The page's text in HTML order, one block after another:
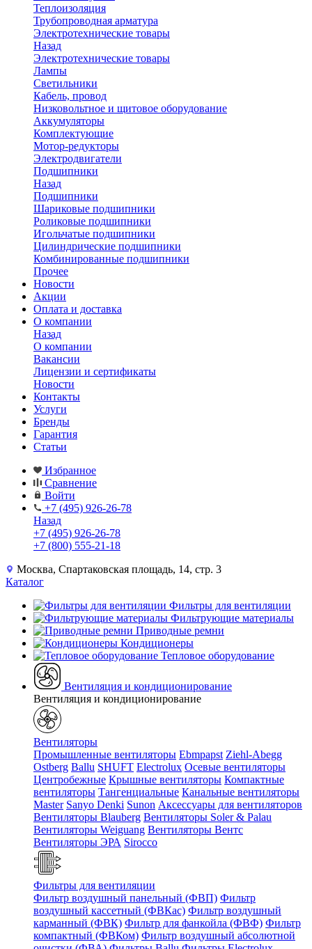
Теплоизоляция
Трубопроводная арматура
Электротехнические товары
Назад
Электротехнические товары
Лампы
Светильники
Кабель, провод
Низковольтное и щитовое оборудование
Аккумуляторы
Комплектующие
Мотор-редукторы
Электродвигатели
Подшипники
Назад
Подшипники
Шариковые подшипники
Роликовые подшипники
Игольчатые подшипники
Цилиндрические подшипники
Комбинированные подшипники
Прочее
Новости
Акции
Оплата и доставка
О компании
Назад
О компании
Вакансии
Лицензии и сертификаты
Новости
Контакты
Услуги
Бренды
Гарантия
Статьи
Избранное
Сравнение
Войти
+7 (495) 926-26-78
Назад
+7 (495) 926-26-78
+7 (800) 555-21-18
Москва, Спартаковская площадь, 14, стр. 3
Каталог
Фильтры для вентиляции
Фильтрующие материалы
Приводные ремни
Кондиционеры
Тепловое оборудование
Вентиляция и кондиционирование
Вентиляция и кондиционирование
Вентиляторы
Промышленные вентиляторы Ebmpapst Ziehl-Abegg
Ostberg Ballu SHUFT Electrolux Осевые вентиляторы
Центробежные Крышные вентиляторы Компактные
вентиляторы Тангенциальные Канальные вентиляторы
Master Sanyo Denki Sunon Аксессуары для вентиляторов
Вентиляторы Blauberg Вентиляторы Soler & Palau
Вентиляторы Weiguang Вентиляторы Вентс
Вентиляторы ЭРА Sirocco
Фильтры для вентиляции
Фильтр воздушный панельный (ФВП) Фильтр
воздушный кассетный (ФВКас) Фильтр воздушный
карманный (ФВК) Фильтр для фанкойла (ФВФ) Фильтр
компактный (ФВКом) Фильтр воздушный абсолютной